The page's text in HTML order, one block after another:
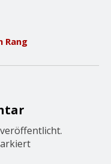
Rang